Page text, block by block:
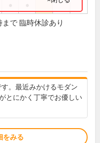
で 臨時休診あり
。最近みかけるモダン
とにかく丁寧でお優しい
をみる